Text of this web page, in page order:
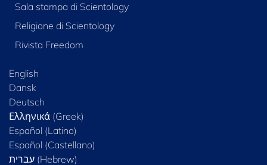
Sala stampa di Scientology
Religione di Scientology
Rivista Freedom
English
Dansk
Deutsch
Ελληνικά (Greek)
Español (Latino)
Español (Castellano)